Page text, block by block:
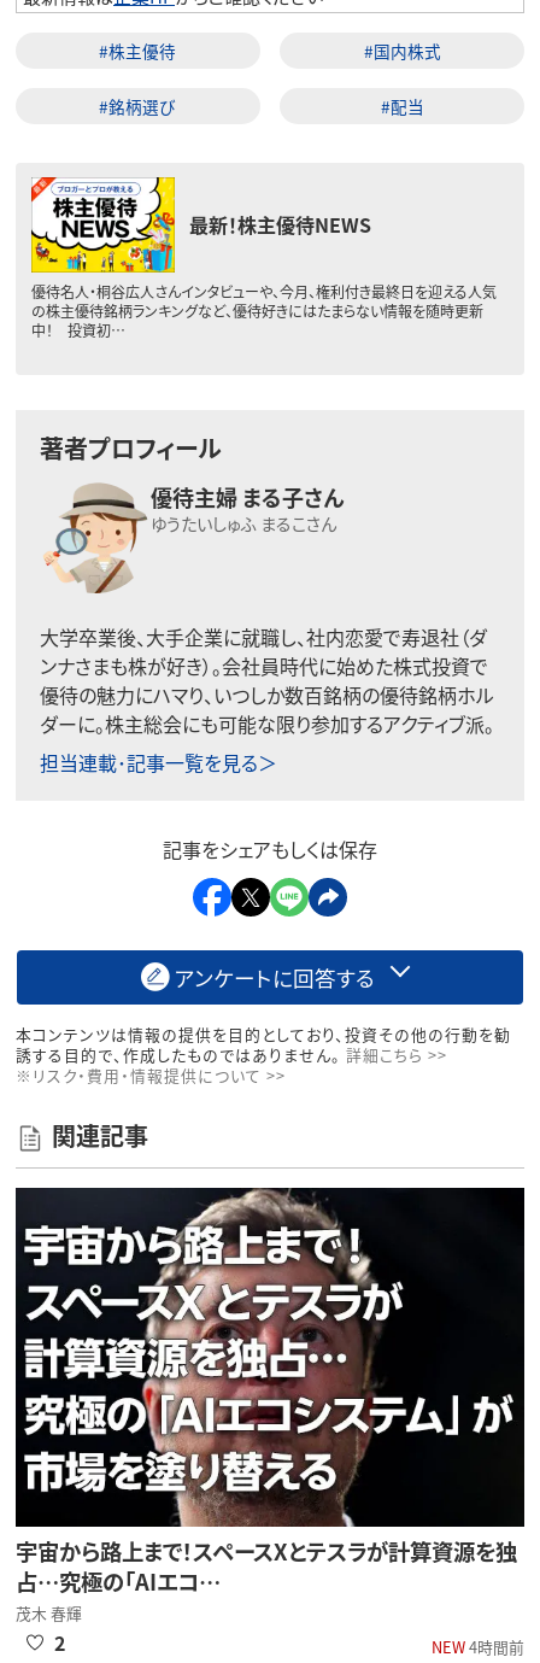
#株主優待 #国内株式
#銘柄選び #配当
最新！株主優待NEWS
優待名人・桐谷広人さんインタビューや、今月、権利付き最終日を迎える人気
の株主優待銘柄ランキングなど、優待好きにはたまらない情報を随時更新
中！ 投資初…
著者プロフィール
優待主婦 まる子さん
ゆうたいしゅふ まるこさん
大学卒業後、大手企業に就職し、社内恋愛で寿退社（ダ
ンナさまも株が好き）。会社員時代に始めた株式投資で
優待の魅力にハマり、いつしか数百銘柄の優待銘柄ホル
ダーに。株主総会にも可能な限り参加するアクティブ派。
担当連載･記事一覧を見る＞
記事をシェアもしくは保存
アンケートに回答する
本コンテンツは情報の提供を目的としており、投資その他の行動を勧
誘する目的で、作成したものではありません。 詳細こちら >>
※リスク・費用・情報提供について >>
関連記事
宇宙から路上まで！スペースXとテスラが計算資源を独
占…究極の「AIエコ…
茂木 春輝
NEW4時間前
2